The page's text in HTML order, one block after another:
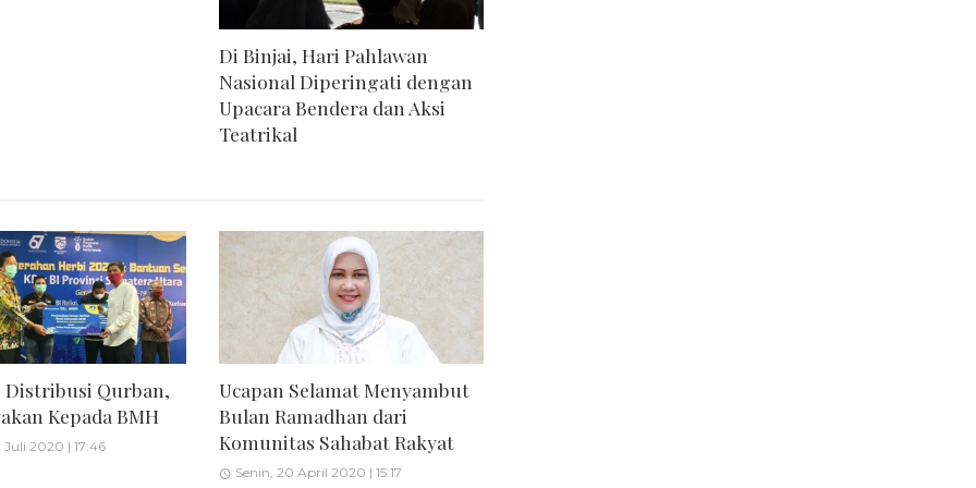
Di Binjai, Hari Pahlawan
Nasional Diperingati dengan
Upacara Bendera dan Aksi
Teatrikal
Distribusi Qurban,
Kepada BMH
2020 | 17:46
Ucapan Selamat Menyambut
Bulan Ramadhan dari
Komunitas Sahabat Rakyat
Senin, 20 April 2020 | 15:17